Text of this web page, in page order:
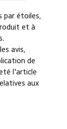
par étoiles,
et à
avis,
de
l'article
aux